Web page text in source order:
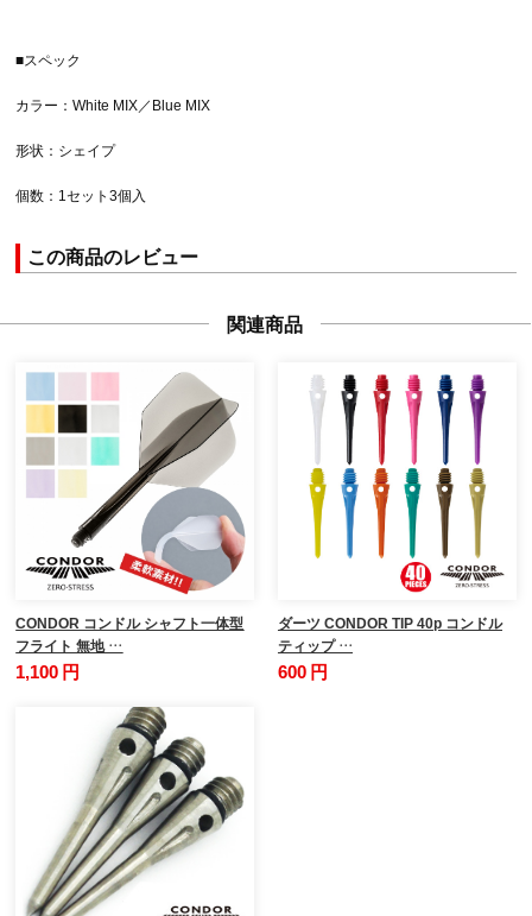
■スペック
カラー：White MIX／Blue MIX
形状：シェイプ
個数：1セット3個入
この商品のレビュー
関連商品
CONDOR コンドル シャフト一体型
フライト 無地 …
1,100 円
ダーツ CONDOR TIP 40p コンドル
ティップ …
600 円